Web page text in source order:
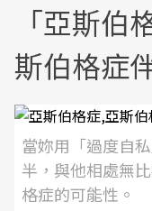
「亞斯伯
斯伯格症
當妳用「過度自
半，與他相處無
格症的可能性。